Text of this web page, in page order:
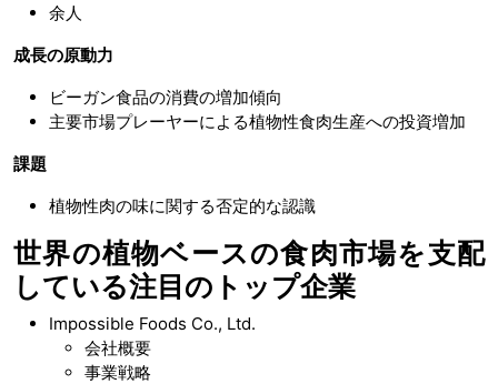
余人
成長の原動力
ビーガン食品の消費の増加傾向
主要市場プレーヤーによる植物性食肉生産への投資増加
課題
植物性肉の味に関する否定的な認識
世界の植物ベースの食肉市場を支配
している注目のトップ企業
Impossible Foods Co., Ltd.
会社概要
事業戦略